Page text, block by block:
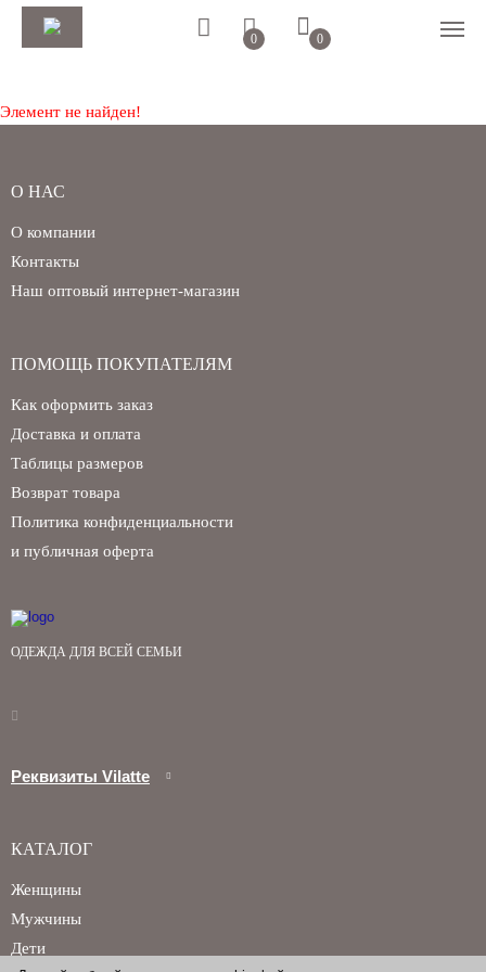
0 0
Элемент не найден!
ОДЕЖДА ДЛЯ ВСЕЙ СЕМЬИ
Реквизиты Vilatte
О НАС
О компании
Контакты
Наш оптовый интернет-магазин
ПОМОЩЬ ПОКУПАТЕЛЯМ
Как оформить заказ
Доставка и оплата
Таблицы размеров
Возврат товара
Политика конфиденциальности
и публичная оферта
КАТАЛОГ
Женщины
Мужчины
Дети